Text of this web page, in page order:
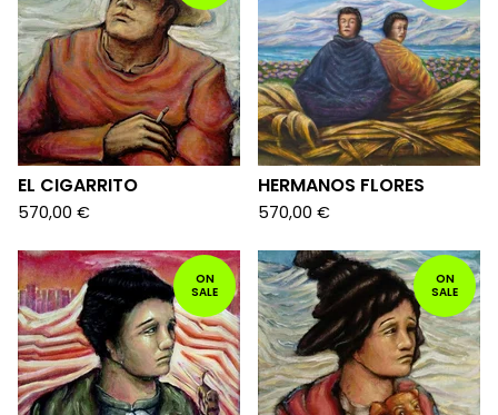
EL CIGARRITO
570,00 €
HERMANOS FLORES
570,00 €
ON
SALE
ON
SALE